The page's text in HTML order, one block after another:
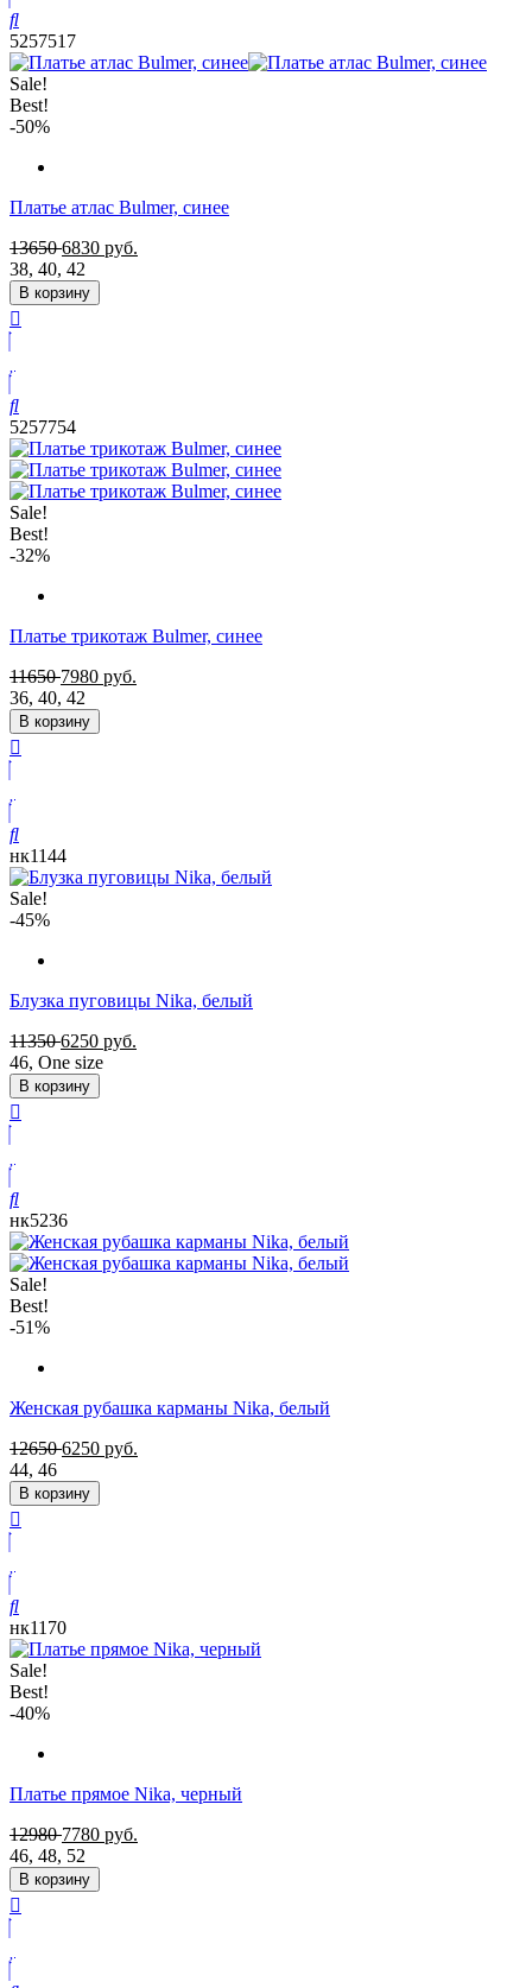
5257517
Sale!
Best!
-50%
Платье атлас Bulmer, синее
13650 6830 руб.
38, 40, 42
В корзину
5257754
Sale!
Best!
-32%
Платье трикотаж Bulmer, синее
11650 7980 руб.
36, 40, 42
В корзину
нк1144
Sale!
-45%
Блузка пуговицы Nika, белый
11350 6250 руб.
46, One size
В корзину
нк5236
Sale!
Best!
-51%
Женская рубашка карманы Nika, белый
12650 6250 руб.
44, 46
В корзину
нк1170
Sale!
Best!
-40%
Платье прямое Nika, черный
12980 7780 руб.
46, 48, 52
В корзину